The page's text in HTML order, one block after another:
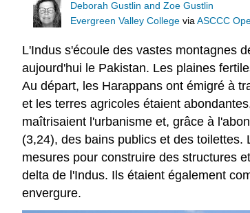
Deborah Gustlin and Zoe Gustlin
Evergreen Valley College viaASCCC
L'Indus s'écoule des vastes montagnes
aujourd'hui le Pakistan. Les plaines
Au départ, les Harappans ont émigré à
et les terres agricoles étaient
maîtrisaient l'urbanisme et, grâce à
(3,24), des bains publics et des
mesures pour construire des structures
delta de l'Indus. Ils étaient également
envergure.